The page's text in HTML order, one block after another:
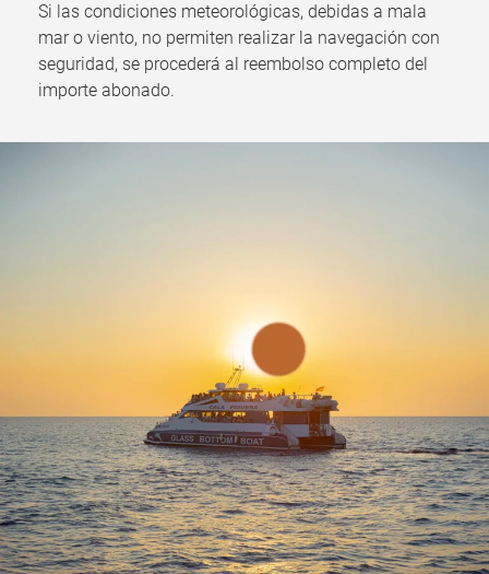
Si las condiciones meteorológicas, debidas a mala
mar o viento, no permiten realizar la navegación con
seguridad, se procederá al reembolso completo del
importe abonado.